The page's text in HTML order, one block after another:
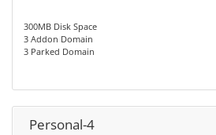
300MB Disk Space
3 Addon Domain
3 Parked Domain
Personal-4